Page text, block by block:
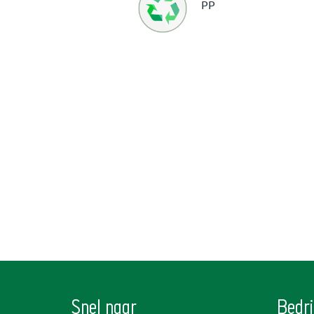
PP
Snel naar